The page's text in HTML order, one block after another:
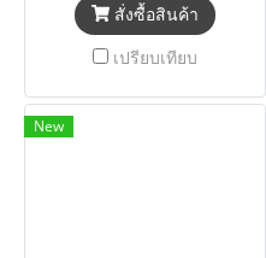
สั่งซื้อสินค้า
เปรียบเทียบ
New